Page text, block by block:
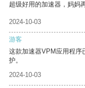
超级好用的加速器，妈妈
2024-10-03
游客
这款加速器VPM应用程序
护。
2024-10-03